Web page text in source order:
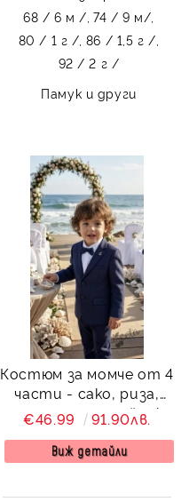
68 / 6 м /, 74 / 9 м/,
80 / 1 г /, 86 / 1,5 г /,
92 / 2 г /
Памук и други
Костюм за момче от 4
части - сако, риза,
панталон и папийонка
в тъмносиньо
€46.99 91.90лв.
Виж детайли